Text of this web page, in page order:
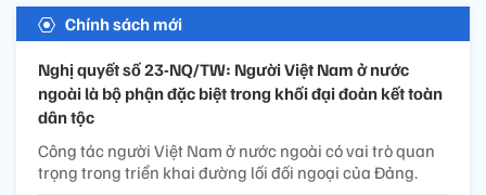
Chính sách mới
Nghị quyết số 23-NQ/TW: Người Việt Nam ở nước
ngoài là bộ phận đặc biệt trong khối đại đoàn kết toàn
dân tộc
Công tác người Việt Nam ở nước ngoài có vai trò quan
trọng trong triển khai đường lối đối ngoại của Đảng.